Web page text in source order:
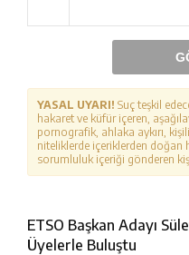
YASAL UYARI! Suç teşkil
hakaret ve küfür içeren,
pornografik, ahlaka aykırı,
niteliklerde içeriklerden doğan
sorumluluk içeriği gönderen
ETSO Başkan Adayı
Üyelerle Buluştu